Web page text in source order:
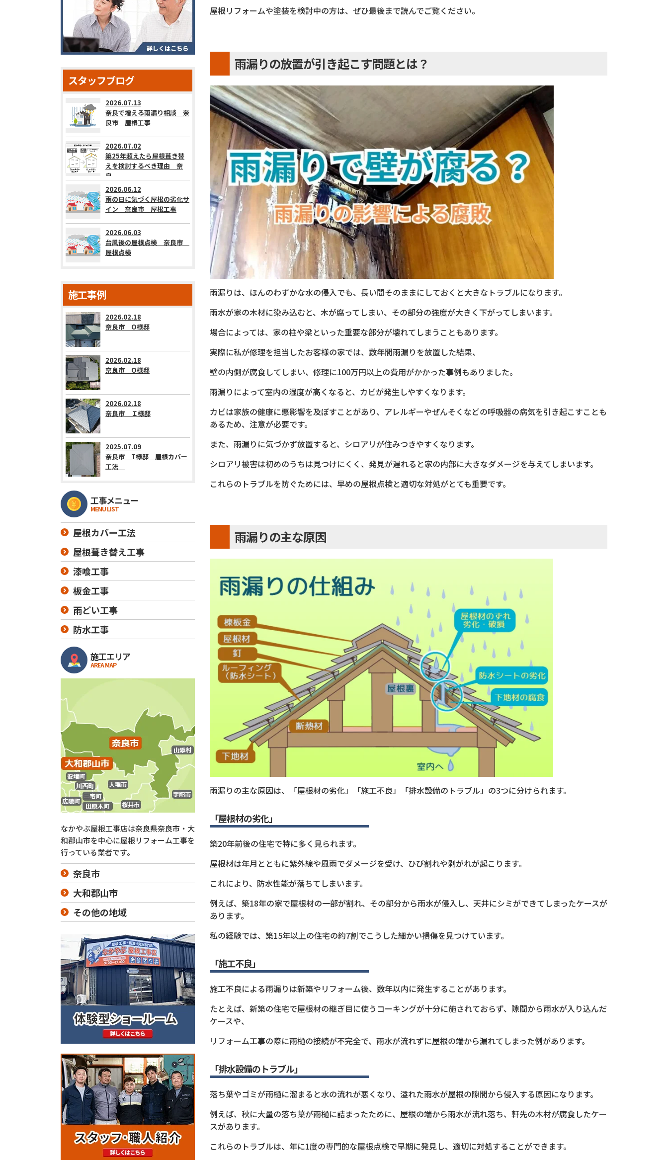
屋根リフォームや塗装を検討中の方は、ぜひ最後まで読んでご覧ください。
雨漏りの放置が引き起こす問題とは？
雨漏りは、ほんのわずかな水の侵入でも、長い間そのままにしておくと大きなトラブルになります。
雨水が家の木材に染み込むと、木が腐ってしまい、その部分の強度が大きく下がってしまいます。
場合によっては、家の柱や梁といった重要な部分が壊れてしまうこともあります。
実際に私が修理を担当したお客様の家では、数年間雨漏りを放置した結果、
壁の内側が腐食してしまい、修理に100万円以上の費用がかかった事例もありました。
雨漏りによって室内の湿度が高くなると、カビが発生しやすくなります。
カビは家族の健康に悪影響を及ぼすことがあり、アレルギーやぜんそくなどの呼吸器の病気を引き起こすことも
あるため、注意が必要です。
また、雨漏りに気づかず放置すると、シロアリが住みつきやすくなります。
シロアリ被害は初めのうちは見つけにくく、発見が遅れると家の内部に大きなダメージを与えてしまいます。
これらのトラブルを防ぐためには、早めの屋根点検と適切な対処がとても重要です。
雨漏りの主な原因
雨漏りの主な原因は、「屋根材の劣化」「施工不良」「排水設備のトラブル」の3つに分けられます。
「屋根材の劣化」
築20年前後の住宅で特に多く見られます。
屋根材は年月とともに紫外線や風雨でダメージを受け、ひび割れや剥がれが起こります。
これにより、防水性能が落ちてしまいます。
例えば、築18年の家で屋根材の一部が割れ、その部分から雨水が侵入し、天井にシミができてしまったケースが
あります。
私の経験では、築15年以上の住宅の約7割でこうした細かい損傷を見つけています。
「施工不良」
施工不良による雨漏りは新築やリフォーム後、数年以内に発生することがあります。
たとえば、新築の住宅で屋根材の継ぎ目に使うコーキングが十分に施されておらず、隙間から雨水が入り込んだ
ケースや、
リフォーム工事の際に雨樋の接続が不完全で、雨水が流れずに屋根の端から漏れてしまった例があります。
「排水設備のトラブル」
落ち葉やゴミが雨樋に溜まると水の流れが悪くなり、溢れた雨水が屋根の隙間から侵入する原因になります。
例えば、秋に大量の落ち葉が雨樋に詰まったために、屋根の端から雨水が流れ落ち、軒先の木材が腐食したケー
スがあります。
これらのトラブルは、年に1度の専門的な屋根点検で早期に発見し、適切に対処することができます。
スタッフブログ
2026.07.13
奈良で増える雨漏り相談 奈
良市 屋根工事
2026.07.02
築25年超えたら屋根葺き替
えを検討するべき理由 奈
良...
2026.06.12
雨の日に気づく屋根の劣化サ
イン 奈良市 屋根工事
2026.06.03
台風後の屋根点検 奈良市
屋根点検
施工事例
2026.02.18
奈良市 О様邸
2026.02.18
奈良市 О様邸
2026.02.18
奈良市 Ｉ様邸
2025.07.09
奈良市 T様邸 屋根カバー
工法
工事メニュー
MENU LIST
屋根カバー工法
屋根葺き替え工事
漆喰工事
板金工事
雨どい工事
防水工事
施工エリア
AREA MAP
なかやぶ屋根工事店は奈良県奈良市・大
和郡山市を中心に屋根リフォーム工事を
行っている業者です。
奈良市
大和郡山市
その他の地域